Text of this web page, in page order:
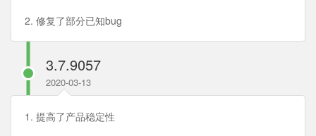
2. 修复了部分已知bug
3.7.9057
2020-03-13
1. 提高了产品稳定性